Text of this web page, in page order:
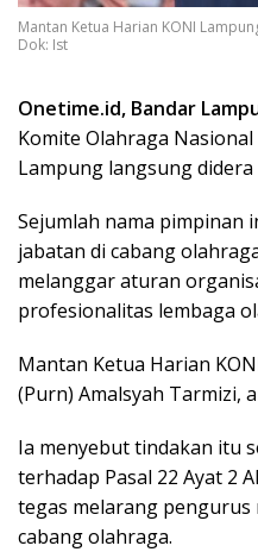
Mantan Ketua Harian KONI
Dok: Ist
Onetime.id, Bandar
Komite Olahraga
Lampung langsung
Sejumlah nama pimpinan
jabatan di cabang
melanggar aturan
profesionalitas lembaga
Mantan Ketua Harian
(Purn) Amalsyah Tarmizi,
Ia menyebut tindakan itu
terhadap Pasal 22 Ayat 2
tegas melarang
cabang olahraga.